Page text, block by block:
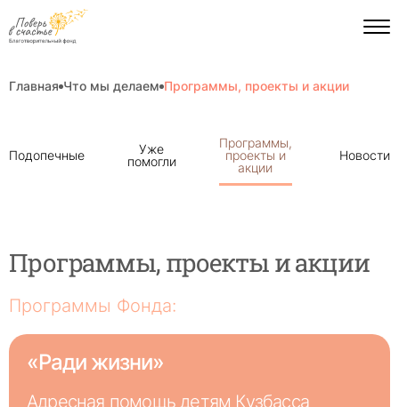
Главная Что мы делаем Программы, проекты и акции
на
странице
Подопечные
Уже
помогли
Программы,
проекты и
акции
Новости
Программы, проекты и акции
Программы Фонда:
«Ради жизни»
Адресная помощь детям Кузбасса